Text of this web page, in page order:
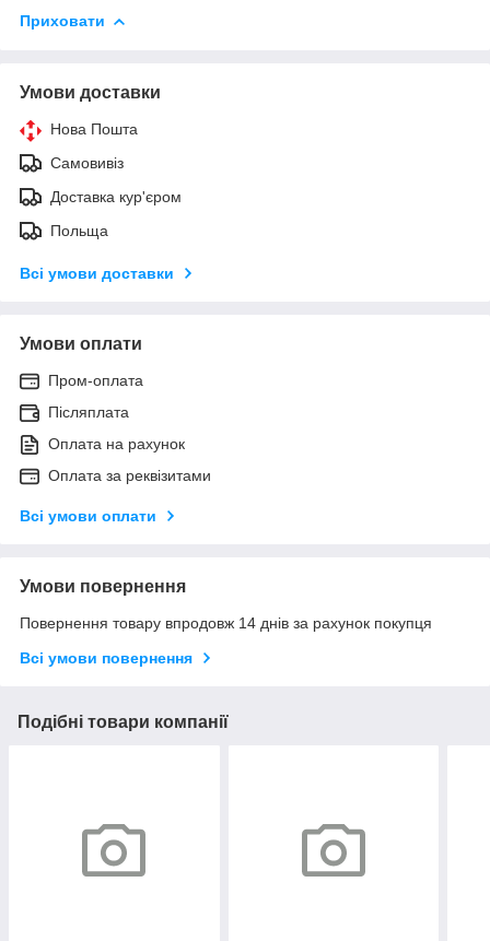
Приховати
Умови доставки
Нова Пошта
Самовивіз
Доставка кур'єром
Польща
Всі умови доставки
Умови оплати
Пром-оплата
Післяплата
Оплата на рахунок
Оплата за реквізитами
Всі умови оплати
Умови повернення
Повернення товару впродовж 14 днів за рахунок покупця
Всі умови повернення
Подібні товари компанії